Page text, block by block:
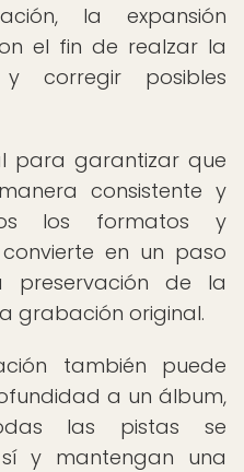
la expansión
el fin de realzar la
corregir posibles
para garantizar que
consistente y
los formatos y
en un paso
preservación de la
grabación original.
también puede
a un álbum,
las pistas se
y mantengan una